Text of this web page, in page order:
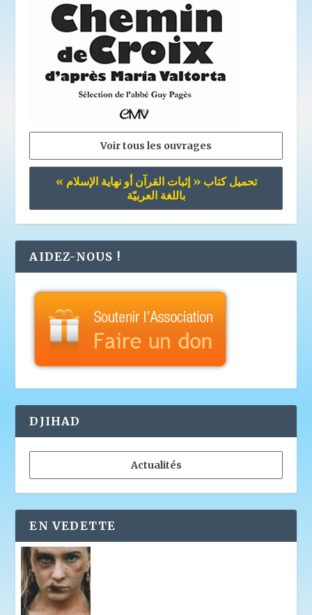
Voir tous les ouvrages
تحميل كتاب « إثبات القرآن أو نهاية الإسلام »
باللغة العربيّة
AIDEZ-NOUS !
DJIHAD
Actualités
EN VEDETTE